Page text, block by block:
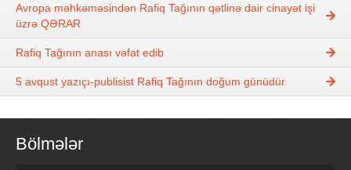
Avropa məhkəməsindən Rafiq Tağının qətlinə dair cinayət işi
üzrə QƏRAR
Rafiq Tağının anası vəfat edib
5 avqust yazıçı-publisist Rafiq Tağının doğum günüdür
Bölmələr